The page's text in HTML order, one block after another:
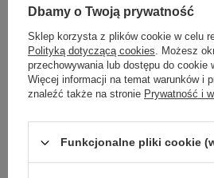
Internetowa hurtownia damska z
Aktualizacja stanów
Damskie ubrania w
Hurt odzieży damskiej z wysyłką
sklepu w całej UE. Zero
Dbamy o Twoją prywatność
Sklep korzysta z plików cookie w celu
Polityką dotyczącą cookies. Możesz
przechowywania lub dostępu do cookie
Więcej informacji na temat warunków i
znaleźć także na stronie Prywatność i
Funkcjonalne pliki cookie